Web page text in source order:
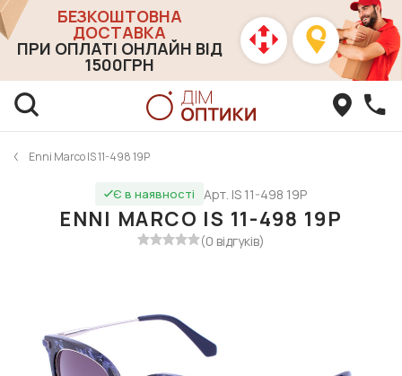
БЕЗКОШТОВНА
ДОСТАВКА
ПРИ ОПЛАТІ ОНЛАЙН ВІД
1500ГРН
Enni Marco IS 11-498 19P
Є в наявності Арт. IS 11-498 19P
ENNI MARCO IS 11-498 19P
(0 відгуків)